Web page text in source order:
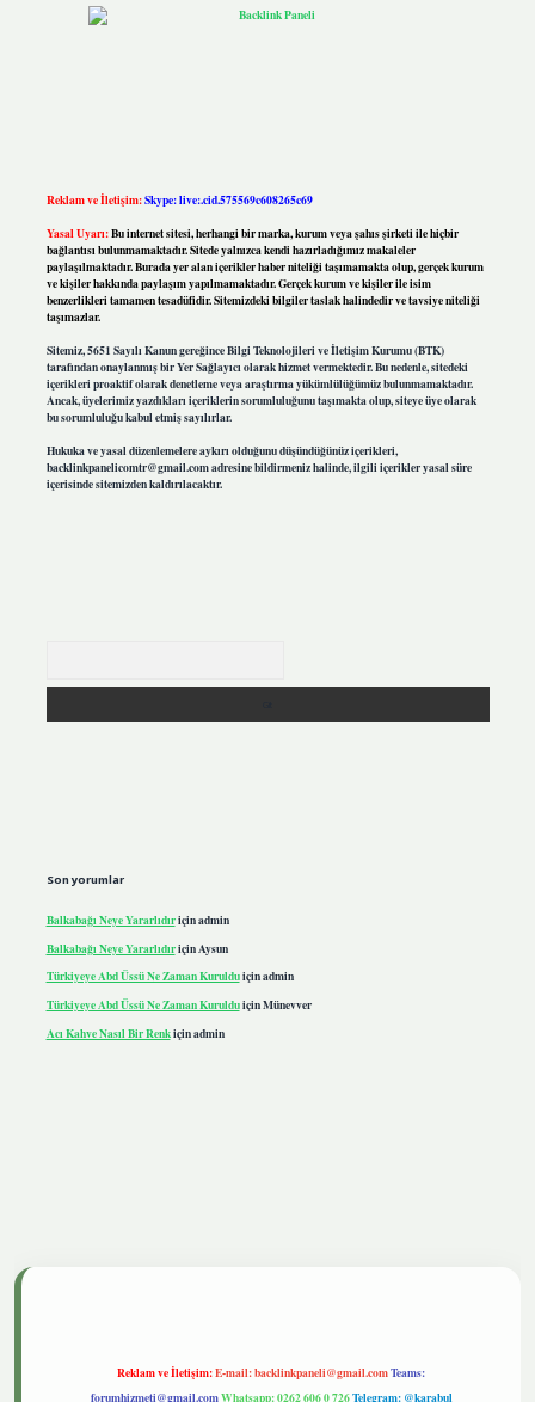
Reklam ve İletişim:Skype: live:.cid.575569c608265c69
Yasal Uyarı:Bu internet sitesi, herhangi bir marka, kurum veya şahıs şirketi ile hiçbir
bağlantısı bulunmamaktadır. Sitede yalnızca kendi hazırladığımız makaleler
paylaşılmaktadır. Burada yer alan içerikler haber niteliği taşımamakta olup, gerçek kurum
ve kişiler hakkında paylaşım yapılmamaktadır. Gerçek kurum ve kişiler ile isim
benzerlikleri tamamen tesadüfidir. Sitemizdeki bilgiler taslak halindedir ve tavsiye niteliği
taşımazlar.
Sitemiz, 5651 Sayılı Kanun gereğince Bilgi Teknolojileri ve İletişim Kurumu (BTK)
tarafından onaylanmış bir Yer Sağlayıcı olarak hizmet vermektedir. Bu nedenle, sitedeki
içerikleri proaktif olarak denetleme veya araştırma yükümlülüğümüz bulunmamaktadır.
Ancak, üyelerimiz yazdıkları içeriklerin sorumluluğunu taşımakta olup, siteye üye olarak
bu sorumluluğu kabul etmiş sayılırlar.
Hukuka ve yasal düzenlemelere aykırı olduğunu düşündüğünüz içerikleri,
backlinkpanelicomtr@gmail.comadresine bildirmeniz halinde, ilgili içerikler yasal süre
içerisinde sitemizden kaldırılacaktır.
Son yorumlar
Balkabağı Neye Yararlıdıriçinadmin
Balkabağı Neye Yararlıdıriçin Aysun
Türkiyeye Abd Üssü Ne Zaman Kurulduiçinadmin
Türkiyeye Abd Üssü Ne Zaman KurulduiçinMünevver
Acı Kahve Nasıl Bir Renkiçinadmin
Reklam ve İletişim:E-mail:backlinkpaneli@gmail.comTeams:
forumhizmeti@gmail.comWhatsapp: 0262 606 0 726Telegram: @karabul